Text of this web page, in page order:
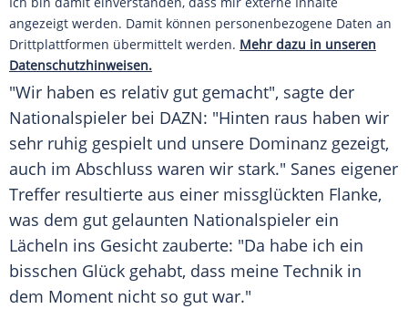
angezeigt werden. Damit können personenbezogene Daten an
Drittplattformen übermittelt werden. Mehr dazu in unseren
Datenschutzhinweisen.
"Wir haben es relativ gut gemacht", sagte der
Nationalspieler bei DAZN: "Hinten raus haben wir
sehr ruhig gespielt und unsere Dominanz gezeigt,
auch im Abschluss waren wir stark." Sanes eigener
Treffer resultierte aus einer missglückten Flanke,
was dem gut gelaunten Nationalspieler ein
Lächeln ins Gesicht zauberte: "Da habe ich ein
bisschen Glück gehabt, dass meine Technik in
dem Moment nicht so gut war."